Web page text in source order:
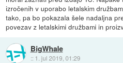
izročenih v uporabo letalskim
tako, pa bo pokazala šele nadaljna
povezav z letalskimi družbami in
BigWhale
:: 1. jul 2019, 01:29